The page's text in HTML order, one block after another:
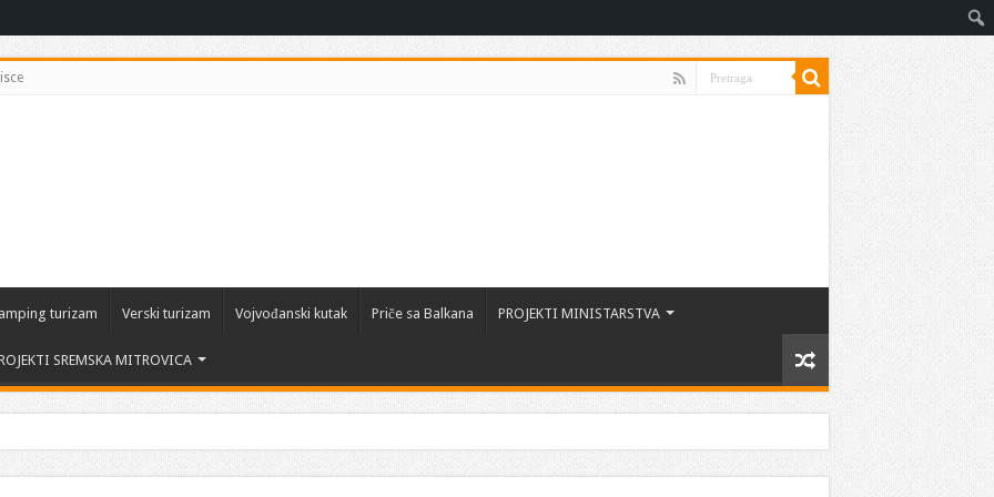
turizam Verski turizam Vojvođanski kutak Priče sa Balkana PROJEKTI MINISTARSTVA
SREMSKA MITROVICA
tradicija i savremena uživanja